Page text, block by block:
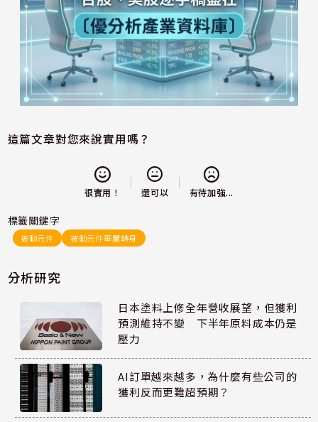
這篇文章對您來說實用嗎？
很實用！ 還可以 有待加強...
標籤關鍵字
被動元件 被動元件華麗轉身
分析研究
日本塗料上修全年營收展望，但獲利
預測維持不變 下半年原料成本仍是
壓力
AI訂單越來越多，為什麼有些公司的
獲利反而更難超預期？